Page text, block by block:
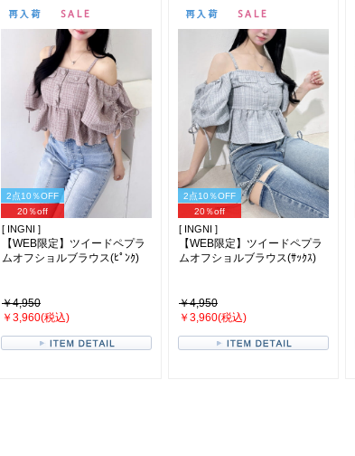
2点10％OFF
20％off
[ INGNI ]
【WEB限定】ツイードペプラ
ムオフショルブラウス(ﾋﾟﾝｸ)
￥4,950
￥3,960(税込)
2点10％OFF
20％off
[ INGNI ]
【WEB限定】ツイードペプラ
ムオフショルブラウス(ｻｯｸｽ)
￥4,950
￥3,960(税込)